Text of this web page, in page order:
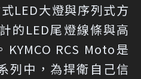
LED大燈與序列式方
的LED尾燈線條與高
RCS Moto是
列中，為捍衛自己信